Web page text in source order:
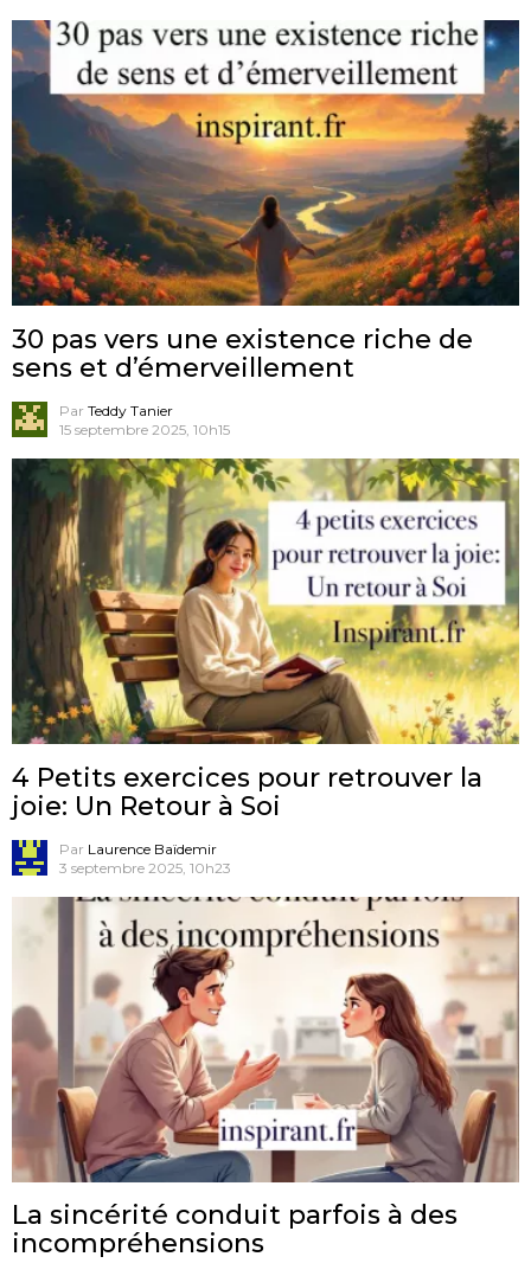
30 pas vers une existence riche de
sens et d’émerveillement
Par Teddy Tanier
15 septembre 2025, 10h15
4 Petits exercices pour retrouver la
joie: Un Retour à Soi
Par Laurence Baïdemir
3 septembre 2025, 10h23
La sincérité conduit parfois à des
incompréhensions